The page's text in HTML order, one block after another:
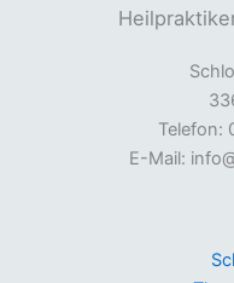
Telefon:
E-Mail: